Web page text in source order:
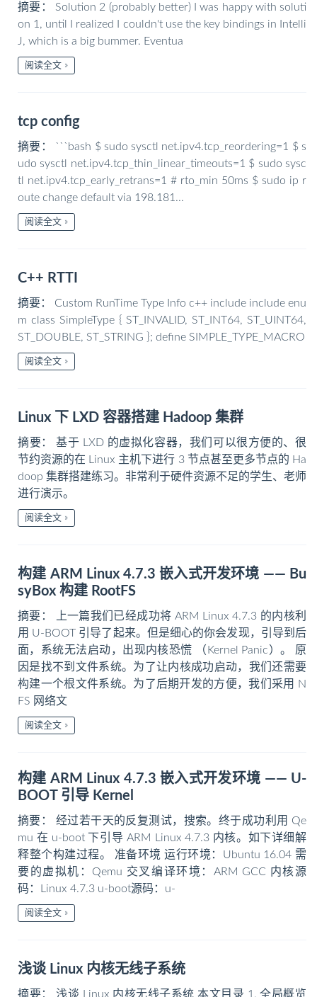
摘要： Solution 2 (probably better) I was happy with soluti
on 1, until I realized I couldn't use the key bindings in Intelli
J, which is a big bummer. Eventua
阅读全文
tcp config
摘要： ```bash $ sudo sysctl net.ipv4.tcp_reordering=1 $ s
udo sysctl net.ipv4.tcp_thin_linear_timeouts=1 $ sudo sysc
tl net.ipv4.tcp_early_retrans=1 # rto_min 50ms $ sudo ip r
oute change default via 198.181...
阅读全文
C++ RTTI
摘要： Custom RunTime Type Info c++ include include enu
m class SimpleType { ST_INVALID, ST_INT64, ST_UINT64,
ST_DOUBLE, ST_STRING }; define SIMPLE_TYPE_MACRO
阅读全文
Linux 下 LXD 容器搭建 Hadoop 集群
摘要： 基于 LXD 的虚拟化容器，我们可以很方便的、很
节约资源的在 Linux 主机下进行 3 节点甚至更多节点的 Ha
doop 集群搭建练习。非常利于硬件资源不足的学生、老师
进行演示。
阅读全文
构建 ARM Linux 4.7.3 嵌入式开发环境 —— Bu
syBox 构建 RootFS
摘要： 上一篇我们已经成功将 ARM Linux 4.7.3 的内核利
用 U-BOOT 引导了起来。但是细心的你会发现，引导到后
面，系统无法启动，出现内核恐慌 （Kernel Panic）。 原
因是找不到文件系统。为了让内核成功启动，我们还需要
构建一个根文件系统。为了后期开发的方便，我们采用 N
FS 网络文
阅读全文
构建 ARM Linux 4.7.3 嵌入式开发环境 —— U-
BOOT 引导 Kernel
摘要： 经过若干天的反复测试，搜索。终于成功利用 Qe
mu 在 u-boot 下引导 ARM Linux 4.7.3 内核。如下详细解
释整个构建过程。 准备环境 运行环境：Ubuntu 16.04 需
要的虚拟机：Qemu 交叉编译环境：ARM GCC 内核源
码：Linux 4.7.3 u-boot源码：u-
阅读全文
浅谈 Linux 内核无线子系统
摘要： 浅谈 Linux 内核无线子系统 本文目录 1. 全局概览